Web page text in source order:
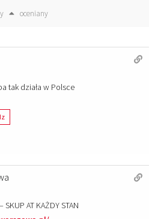
oceniany
tak działa w Polsce
SKUP AT KAŻDY STAN